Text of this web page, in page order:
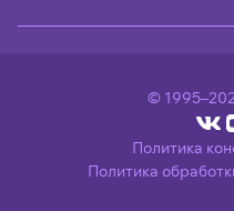
©
Политика
Политика